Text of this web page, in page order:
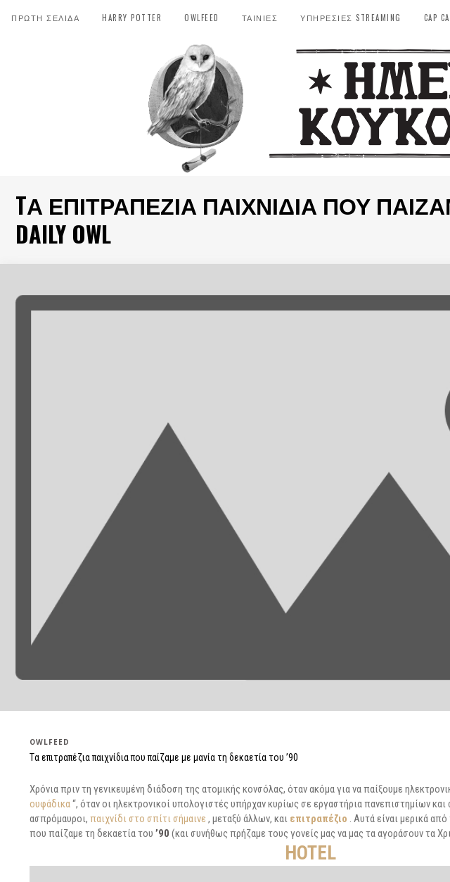
ΠΡΩΤΗ ΣΕΛΙΔΑ HARRY POTTER OWLFEED ΤΑΙΝΙΕΣ ΥΠΗΡΕΣΙΕΣ STREAMING CAP
TΑ ΕΠΙΤΡΑΠΈΖΙΑ ΠΑΙΧΝΊΔΙΑ ΠΟΥ
DAILY OWL
OWLFEED
Tα επιτραπέζια παιχνίδια που παίζαμε με μανία τη δεκαετία του ’90
Χρόνια πριν τη γενικευμένη διάδοση της ατομικής κονσόλας, όταν ακόμα για να παίξουμε
ουφάδικα“, όταν οι ηλεκτρονικοί υπολογιστές υπήρχαν κυρίως σε εργαστήρια πανεπιστημίων
ασπρόμαυροι, παιχνίδι στο σπίτι σήμαινε , μεταξύ άλλων, και επιτραπέζιο . Αυτά είναι μερικά
που παίζαμε τη δεκαετία του ’90 (και συνήθως πρήζαμε τους γονείς μας να μας τα αγοράσουν τα
HOTEL